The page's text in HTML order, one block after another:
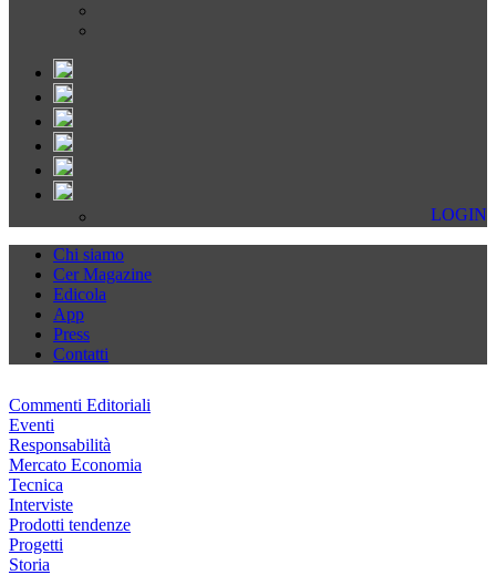
LOGIN
Chi siamo
Cer Magazine
Edicola
App
Press
Contatti
Commenti Editoriali
Eventi
Responsabilità
Mercato Economia
Tecnica
Interviste
Prodotti tendenze
Progetti
Storia